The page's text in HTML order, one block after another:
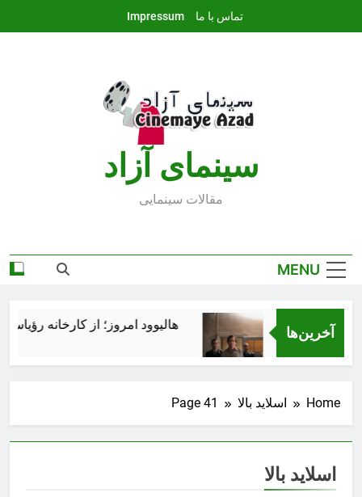
تماس با ما Impressum
سينماى آزاد
مقالات سينمايى
MENU
آخرین‌ها هالیوود امروز؛ از کارخانه
Home اسلاید بالا Page 41
اسلاید بالا